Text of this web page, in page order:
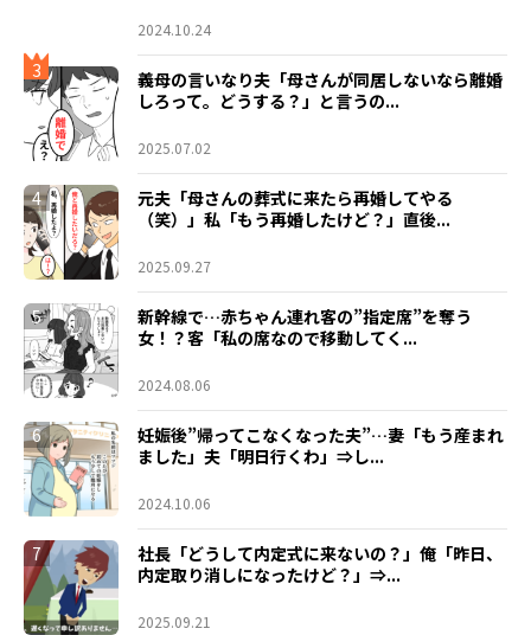
2024.10.24
3
義母の言いなり夫「母さんが同居しないなら離婚
しろって。どうする？」と言うの...
2025.07.02
4
元夫「母さんの葬式に来たら再婚してやる
（笑）」私「もう再婚したけど？」直後...
2025.09.27
5
新幹線で…赤ちゃん連れ客の”指定席”を奪う
女！？客「私の席なので移動してく...
2024.08.06
6
妊娠後”帰ってこなくなった夫”…妻「もう産まれ
ました」夫「明日行くわ」⇒し...
2024.10.06
7
社長「どうして内定式に来ないの？」俺「昨日、
内定取り消しになったけど？」⇒...
2025.09.21